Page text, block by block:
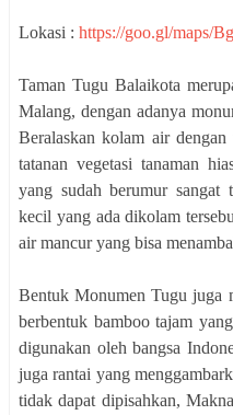
Lokasi : https://goo.gl/maps/
Taman Tugu Balaikota
Malang, dengan adanya
Beralaskan kolam air
tatanan vegetasi tanaman
yang sudah berumur sangat
kecil yang ada dikolam
air mancur yang bisa
Bentuk Monumen Tugu juga
berbentuk bamboo tajam
digunakan oleh bangsa
juga rantai yang
tidak dapat dipisahkan,